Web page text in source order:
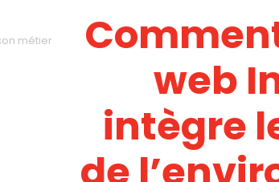
métier
web
intègre